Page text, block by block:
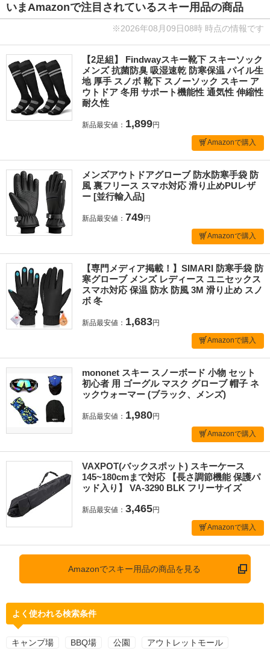
いまAmazonで注目されているスキー用品の商品
※2026年08月09日08時 時点の情報です
【2足組】 Findwayスキー靴下 スキーソック
メンズ 抗菌防臭 吸湿速乾 防寒保温 パイル生
地 厚手 スノボ 靴下 スノーソック スキー ア
ウトドア 冬用 サポート機能性 通気性 伸縮性
耐久性
新品最安値： 1,899円
Amazonで購入
メンズアウトドアグローブ 防水防寒手袋 防
風 裏フリース スマホ対応 滑り止めPUレザ
ー [並行輸入品]
新品最安値： 749円
Amazonで購入
【専門メディア掲載！】SIMARI 防寒手袋 防
寒グローブ メンズ レディース ユニセックス
スマホ対応 保温 防水 防風 3M 滑り止め スノ
ボ 冬
新品最安値： 1,683円
Amazonで購入
mononet スキー スノーボード 小物 セット
初心者 用 ゴーグル マスク グローブ 帽子 ネ
ックウォーマー (ブラック、メンズ)
新品最安値： 1,980円
Amazonで購入
VAXPOT(バックスポット) スキーケース
145~180cmまで対応 【長さ調節機能 保護パ
ッド入り】 VA-3290 BLK フリーサイズ
新品最安値： 3,465円
Amazonで購入
Amazonでスキー用品の商品を見る
よく使われる検索条件
キャンプ場 BBQ場 公園 アウトレットモール